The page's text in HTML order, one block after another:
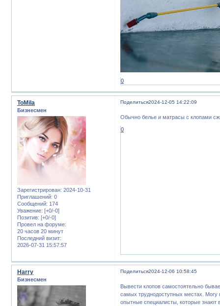
0
Поделиться2024-12-05 14:22:09
ToMila
Бизнесмен
Зарегистрирован: 2024-10-31
Приглашений: 0
Сообщений: 174
Уважение: [+0/-0]
Позитив: [+0/-0]
Провел на форуме:
20 часов 20 минут
Последний визит:
2026-07-31 15:57:57
Обычно белье и матрасы с клопами
0
Поделиться2024-12-06 10:58:45
Harry
Бизнесмен
Вывести клопов самостоятельно
самых труднодоступных местах. Могу
опытные специалисты, которые знают